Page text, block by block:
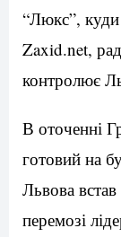
“Люкс”, куди
Zaxid.net,
контролює
В оточенні
готовий на
Львова
перемозі